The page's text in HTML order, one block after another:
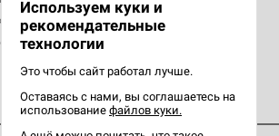
Используем куки и
рекомендательные
технологии
Это чтобы сайт работал лучше.
Оставаясь с нами, вы соглашаетесь на
использование файлов куки.